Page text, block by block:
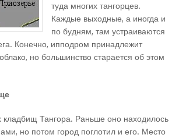
туда многих тангорцев.
Каждые выходные, а иногда и
по будням, там устраиваются
Конечно, ипподром принадлежит
но большинство старается об этом
Тангора. Раньше оно находилось
но потом город поглотил и его. Место